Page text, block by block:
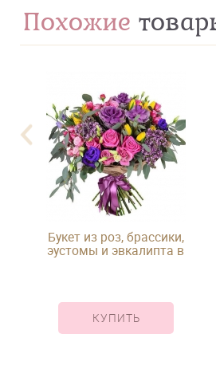
Похожие
Букет из роз, брассики,
эустомы и эвкалипта в
КУПИТЬ